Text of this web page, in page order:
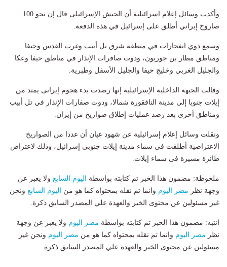
وأكدت وسائل إعلام اسرائيلية أن الجيش الإسرائيلى قال إن نحو 100
صاروخ إيراني أطلق على إسرائيل في هذه الدفعة.
وسمع دوي انفجارات في منطقة شرق تل أبيب وغرب القدس وحيفا
ومناطق مطار بن جوريون، ودوت صافرات الإنذار في مناطق حيفا وعكا
والجليل الغربي وخليج حيفا والجليل الأسفل وطبرية.
وقالت الجبهة الداخلية الإسرائيلية إنها رصدت بدء هجوم إيرانى يمتد من
إيلات جنوبا إلى مدينة النافقورة شمالا، ودوت صفارات الإنذار في تل أبيب
ومناطق أخرى بعد رصد عمليات إطلاق صواريخ من إيران.
ونقلت وسائل إعلام إسرائيلية عن شهود عيان أن عددا من الصواريخ
الاعتراضية أطلقت في سماء مدينة إيلات جنوبى إسرائيل، وذلك لاعتراض
طائرة مسيرة فى سماء إيلات.
ملحوظة: مضمون هذا الخبر تم كتابته بواسطة اليوم السابع ولا يعبر عن
وجهة نظر مصر اليوم وانما تم نقله بمحتواه كما هو من اليوم السابع ونحن
غير مسئولين عن محتوى الخبر والعهدة علي المصدر السابق ذكرة.
انتبه: مضمون هذا الخبر تم كتابته بواسطة مصر اليوم ولا يعبر عن وجهة
نظر مصر اليوم وانما تم نقله بمحتواه كما هو من مصر اليوم ونحن غير
مسئولين عن محتوى الخبر والعهدة علي المصدر السابق ذكرة.